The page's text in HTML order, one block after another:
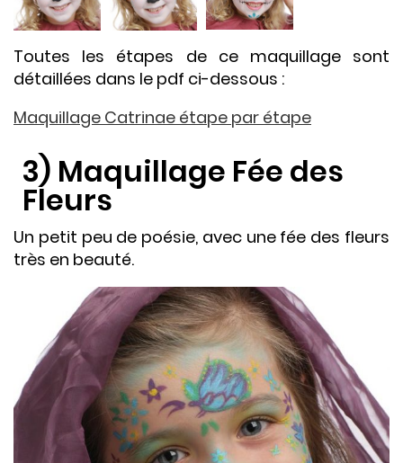
Toutes les étapes de ce maquillage sont
détaillées dans le pdf ci-dessous :
Maquillage Catrinae étape par étape
3) Maquillage Fée des
Fleurs
Un petit peu de poésie, avec une fée des fleurs
très en beauté.